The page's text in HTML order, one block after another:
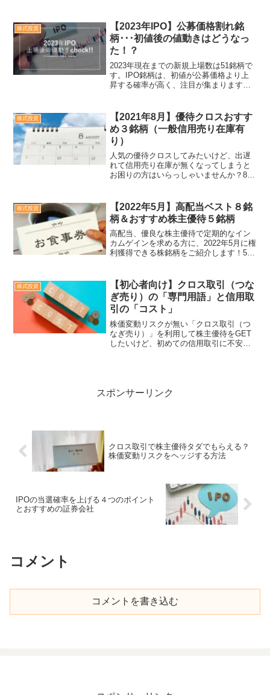
輸出輸入ともに中国への依存度が高く、
中国で経済封鎖などが...
株式投資
【2023年IPO】公募価格割れ銘
柄･･･初値後の値動きはどうなっ
た！？
2023年現在までの新規上場数は51銘柄で
す。IPO銘柄は、初値が公募価格より上
昇する確率が高く、注目が集まります。
銘柄がありました。１.2023年IPOの公募
割れ銘柄...
株式投資
【2021年8月】優待クロスおすす
め３銘柄（一般信用売り在庫有
り）
人気の優待クロスしてみたいけど、出遅
れて信用売り在庫が無くなってしまうと
お困りの方はいらっしゃいませんか？8月
ます。8/19現在、優待クロスできる株式
銘柄中、特に優待内...
株式投資
【2022年5月】高配当ベスト８銘
柄＆おすすめ株主優待５銘柄
高配当、優良な株主優待で定期的なイン
カムゲインを求める方に、2022年5月に権
利獲得できる株銘柄をご紹介します！5月
早めにどの銘柄にエントリーするかの目
星をつけておく...
株式投資
【初心者向け】クロス取引（つな
ぎ売り）の「専門用語」と信用取
引の「コスト」
株価変動リスクが無い「クロス取引（つ
なぎ売り）」を利用して株主優待をGET
したいけど、初めての信用取引に不安を
スポンサーリンク
クロス取引で株主優待タダでもらえる？
株価変動リスクをヘッジする方法
IPOの当選確率を上げる４つのポイント
とおすすめの証券会社
コメント
コメントを書き込む